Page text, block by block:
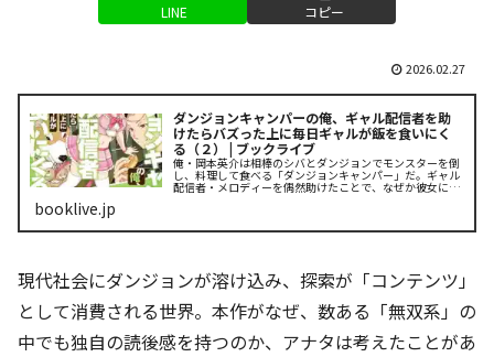
LINE コピー
2026.02.27
ダンジョンキャンパーの俺、ギャル配信者を助
けたらバズった上に毎日ギャルが飯を食いにく
る（２） | ブックライブ
俺・岡本英介は相棒のシバとダンジョンでモンスターを倒
し、料理して食べる「ダンジョンキャンパー」だ。ギャル
配信者・メロディーを偶然助けたことで、なぜか彼女に気
に入られて付きまとわれるようになったが、おかげで底辺
booklive.jp
現代社会にダンジョンが溶け込み、探索が「コンテンツ」
として消費される世界。本作がなぜ、数ある「無双系」の
中でも独自の読後感を持つのか、アナタは考えたことがあ